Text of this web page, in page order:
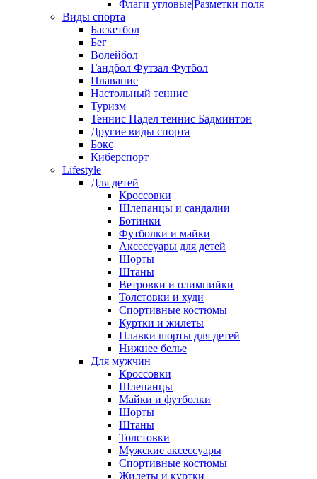
Флаги угловые|Разметки поля
Виды спорта
Баскетбол
Бег
Волейбол
Гандбол Футзал Футбол
Плавание
Настольный теннис
Туризм
Теннис Падел теннис Бадминтон
Другие виды спорта
Бокс
Киберспорт
Lifestyle
Для детей
Кроссовки
Шлепанцы и сандалии
Ботинки
Футболки и майки
Аксессуары для детей
Шорты
Штаны
Ветровки и олимпийки
Толстовки и худи
Спортивные костюмы
Куртки и жилеты
Плавки шорты для детей
Нижнее белье
Для мужчин
Кроссовки
Шлепанцы
Майки и футболки
Шорты
Штаны
Толстовки
Мужские аксессуары
Спортивные костюмы
Жилеты и куртки